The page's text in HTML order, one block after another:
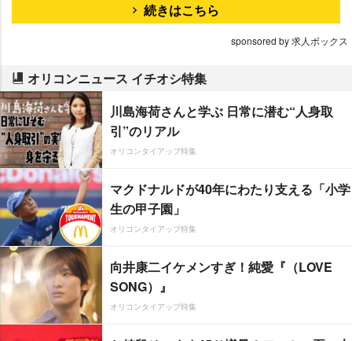
続きはこちら
sponsored by 求人ボックス
オリコンニュース イチオシ特集
川島海荷さんと学ぶ 日常に潜む“人身取
引”のリアル
オリコンタイアップ特集
マクドナルドが40年にわたり支える「小学
生の甲子園」
オリコンタイアップ特集
向井康二イケメンすぎ！純愛『（LOVE
SONG）』
オリコンタイアップ特集